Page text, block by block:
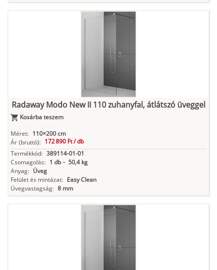
Radaway Modo New II 110 zuhanyfal, átlátszó üveggel
Kosárba teszem
Méret: 110×200 cm
Ár (bruttó): 172 890 Ft /db
Termékkód: 389114-01-01
Csomagolás: 1 db - 50,4 kg
Anyag: Üveg
Felület és mintázat: Easy Clean
Üvegvastagság: 8 mm